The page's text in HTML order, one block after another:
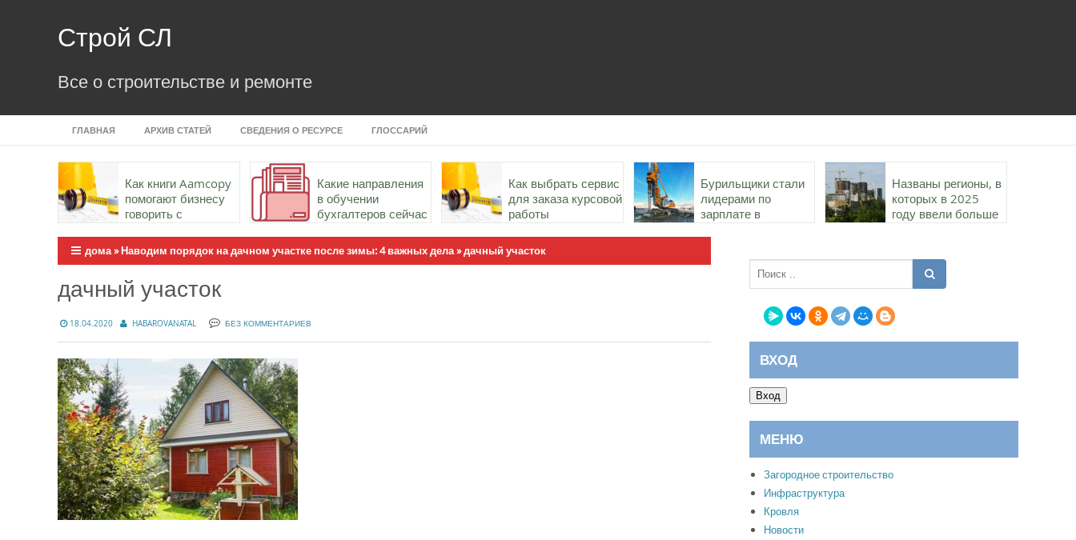
Строй СЛ
Все о строительстве и ремонте
ГЛАВНАЯ АРХИВ СТАТЕЙ СВЕДЕНИЯ О РЕСУРСЕ ГЛОССАРИЙ
Как книги Aamcopy
помогают бизнесу
говорить с
убедительно
Какие направления
в обучении
бухгалтеров сейчас
Как выбрать сервис
для заказа курсовой
работы
Бурильщики стали
лидерами по
зарплате в
Названы регионы, в
которых в 2025
году ввели больше
дома»Наводим порядок на дачном участке после зимы: 4 важных дела»дачный участок
дачный участок
18.04.2020 HABAROVANATAL БЕЗ КОММЕНТАРИЕВ
ВХОД
Вход
МЕНЮ
Загородное строительство
Инфраструктура
Кровля
Новости